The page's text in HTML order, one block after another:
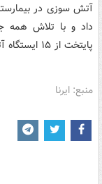
آتش سوزی در
داد و با تلاش همه
پایتخت از ۱۵ ایستگاه آتش نشانی مهار شد.
منبع: ایرنا